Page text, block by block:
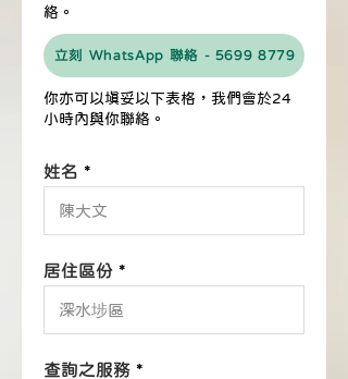
絡。
立刻 WhatsApp 聯絡 - 5699 8779
你亦可以填妥以下表格，我們會於24
小時內與你聯絡。
姓名
居住區份
查詢之服務